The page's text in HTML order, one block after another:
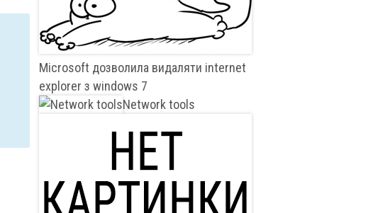
Microsoft дозволила видаляти internet
explorer з windows 7
Network tools